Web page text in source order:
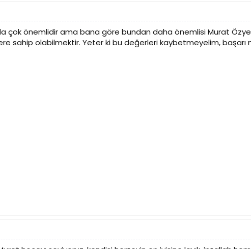
çok önemlidir ama bana göre bundan daha önemlisi Murat
sahip olabilmektir. Yeter ki bu değerleri kaybetmeyelim, başarı